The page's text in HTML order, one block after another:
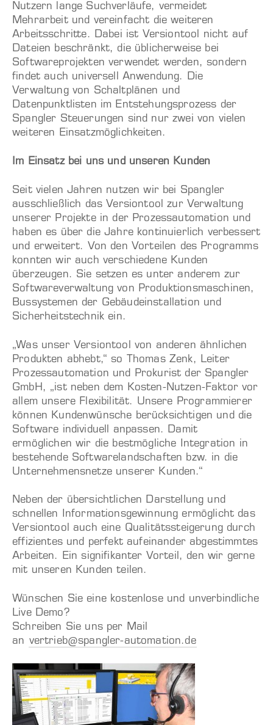
Nutzern lange Suchverläufe, vermeidet
Mehrarbeit und vereinfacht die weiteren
Arbeitsschritte. Dabei ist Versiontool nicht auf
Dateien beschränkt, die üblicherweise bei
Softwareprojekten verwendet werden, sondern
findet auch universell Anwendung. Die
Verwaltung von Schaltplänen und
Datenpunktlisten im Entstehungsprozess der
Spangler Steuerungen sind nur zwei von vielen
weiteren Einsatzmöglichkeiten.
Im Einsatz bei uns und unseren Kunden
Seit vielen Jahren nutzen wir bei Spangler
ausschließlich das Versiontool zur Verwaltung
unserer Projekte in der Prozessautomation und
haben es über die Jahre kontinuierlich verbessert
und erweitert. Von den Vorteilen des Programms
konnten wir auch verschiedene Kunden
überzeugen. Sie setzen es unter anderem zur
Softwareverwaltung von Produktionsmaschinen,
Bussystemen der Gebäudeinstallation und
Sicherheitstechnik ein.
„Was unser Versiontool von anderen ähnlichen
Produkten abhebt,“ so Thomas Zenk, Leiter
Prozessautomation und Prokurist der Spangler
GmbH, „ist neben dem Kosten-Nutzen-Faktor vor
allem unsere Flexibilität. Unsere Programmierer
können Kundenwünsche berücksichtigen und die
Software individuell anpassen. Damit
ermöglichen wir die bestmögliche Integration in
bestehende Softwarelandschaften bzw. in die
Unternehmensnetze unserer Kunden.“
Neben der übersichtlichen Darstellung und
schnellen Informationsgewinnung ermöglicht das
Versiontool auch eine Qualitätssteigerung durch
effizientes und perfekt aufeinander abgestimmtes
Arbeiten. Ein signifikanter Vorteil, den wir gerne
mit unseren Kunden teilen.
Wünschen Sie eine kostenlose und unverbindliche
Live Demo?
Schreiben Sie uns per Mail
an vertrieb@spangler-automation.de